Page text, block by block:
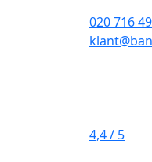
020 716
4,4/ 5